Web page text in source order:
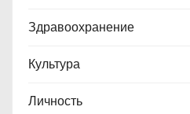
Здравоохранение
Культура
Личность